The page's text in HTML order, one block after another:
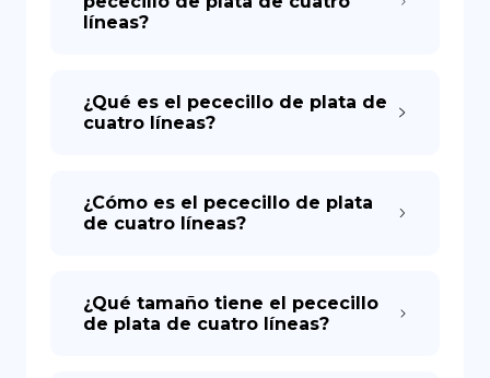
líneas?
¿Qué es el pececillo de plata de
cuatro líneas?
¿Cómo es el pececillo de plata
de cuatro líneas?
¿Qué tamaño tiene el pececillo
de plata de cuatro líneas?